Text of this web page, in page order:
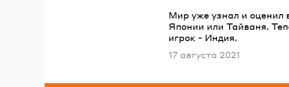
Мир уже узнал и оценил
Японии или Тайваня.
игрок - Индия.
Опубликовано
17 августа 2021